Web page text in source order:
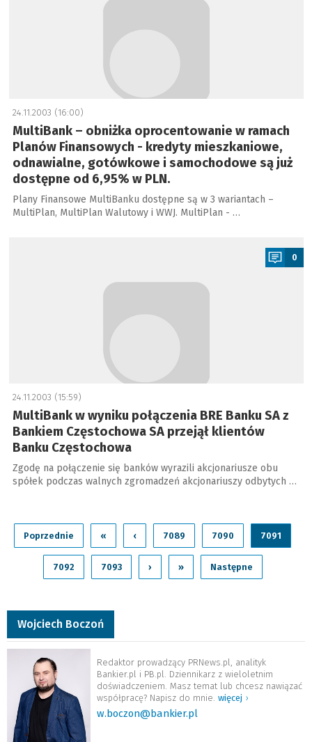
24.11.2003 (16:00)
MultiBank – obniżka oprocentowanie w ramach
Planów Finansowych - kredyty mieszkaniowe,
odnawialne, gotówkowe i samochodowe są już
dostępne od 6,95% w PLN.
Plany Finansowe MultiBanku dostępne są w 3 wariantach –
MultiPlan, MultiPlan Walutowy i WWJ. MultiPlan - …
0
24.11.2003 (15:59)
MultiBank w wyniku połączenia BRE Banku SA z
Bankiem Częstochowa SA przejął klientów
Banku Częstochowa
Zgodę na połączenie się banków wyrazili akcjonariusze obu
spółek podczas walnych zgromadzeń akcjonariuszy odbytych …
Poprzednie « ‹ 7089 7090 7091
7092 7093 › » Następne
Wojciech Boczoń
Redaktor prowadzący PRNews.pl, analityk
Bankier.pl i PB.pl. Dziennikarz z wieloletnim
doświadczeniem. Masz temat lub chcesz nawiązać
współpracę? Napisz do mnie. więcej ›
w.boczon@bankier.pl